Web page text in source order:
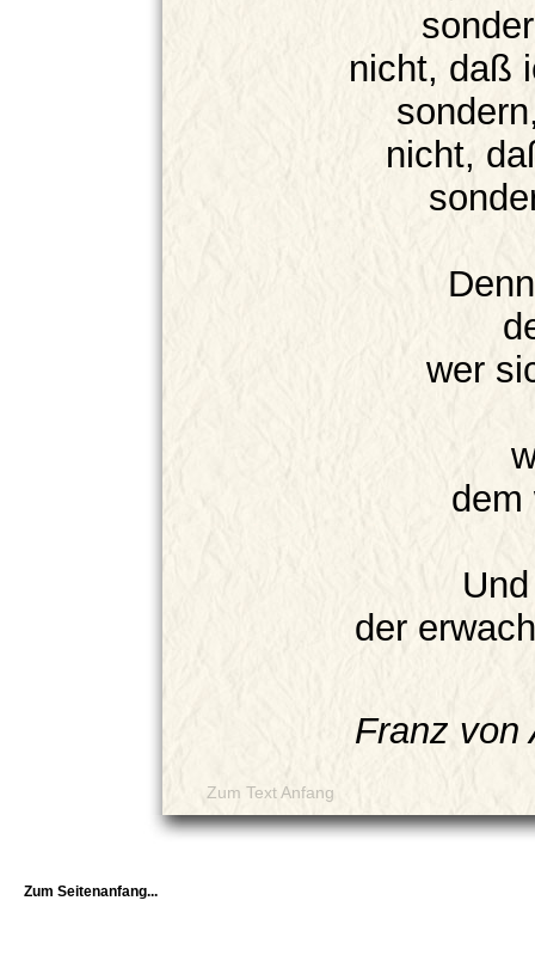
nicht, daß
nicht,
wer
dem
der
Franz von
Zum Text Anfang
Zum Seitenanfang...